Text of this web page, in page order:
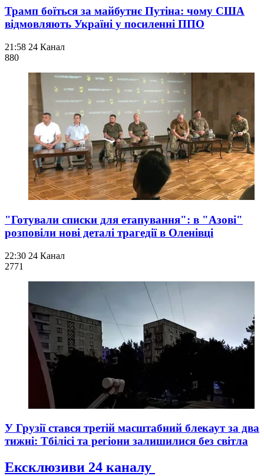
Трамп боїться за майбутнє Путіна: чому США
відмовляють Україні у посиленні ППО
21:58 24 Канал
880
"Готували списки для етапування": в "Азові"
розповіли нові деталі трагедії в Оленівці
22:30 24 Канал
2771
У Грузії стався третій масштабний блекаут за два
тижні: Тбілісі та регіони залишилися без світла
Ексклюзиви 24 каналу